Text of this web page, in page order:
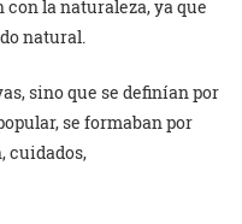
la naturaleza, ya que
natural.
sino que se definían por
se formaban por
cuidados,